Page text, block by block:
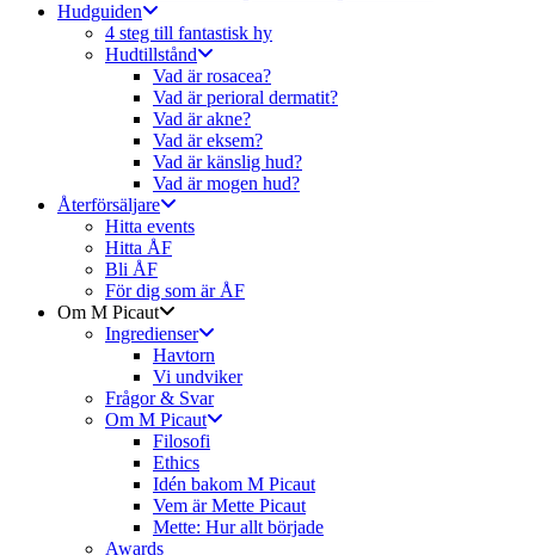
Hudguiden
4 steg till fantastisk hy
Hudtillstånd
Vad är rosacea?
Vad är perioral dermatit?
Vad är akne?
Vad är eksem?
Vad är känslig hud?
Vad är mogen hud?
Återförsäljare
Hitta events
Hitta ÅF
Bli ÅF
För dig som är ÅF
Om M Picaut
Ingredienser
Havtorn
Vi undviker
Frågor & Svar
Om M Picaut
Filosofi
Ethics
Idén bakom M Picaut
Vem är Mette Picaut
Mette: Hur allt började
Awards